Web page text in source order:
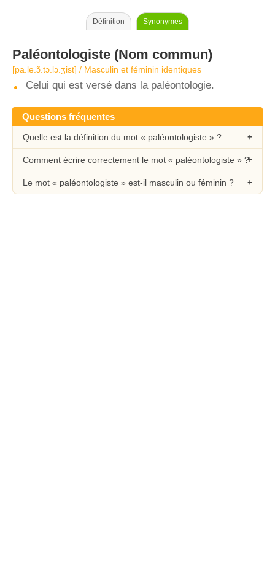
Définition Synonymes
Paléontologiste (Nom commun)
[pa.le.ɔ̃.tɔ.lɔ.ʒist] / Masculin et féminin identiques
Celui qui est versé dans la paléontologie.
Questions fréquentes
Quelle est la définition du mot « paléontologiste » ?
Comment écrire correctement le mot « paléontologiste » ?
Le mot « paléontologiste » est-il masculin ou féminin ?